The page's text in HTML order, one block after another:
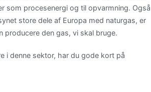
som procesenergi og til opvarmning. Også
store dele af Europa med naturgas, er
producere den gas, vi skal bruge.
i denne sektor, har du gode kort på